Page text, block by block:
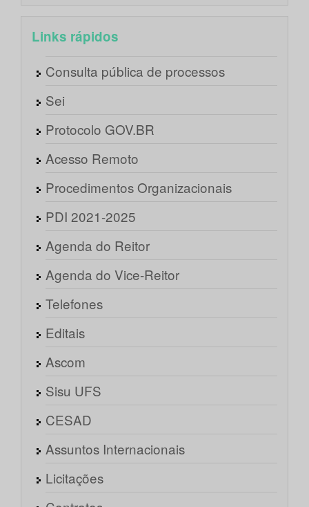
Links rápidos
Consulta pública de processos
Sei
Protocolo GOV.BR
Acesso Remoto
Procedimentos Organizacionais
PDI 2021-2025
Agenda do Reitor
Agenda do Vice-Reitor
Telefones
Editais
Ascom
Sisu UFS
CESAD
Assuntos Internacionais
Licitações